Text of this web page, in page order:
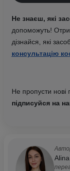
Не знаєш, які
допоможуть!
дізнайся, які
консультацію
Не пропусти нові
підписуйся на